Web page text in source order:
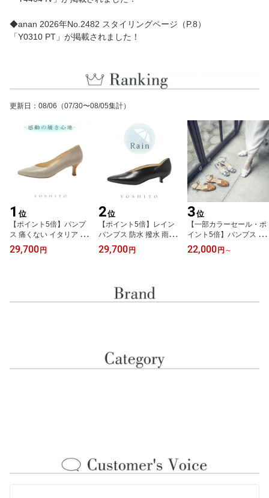
◆anan 2026年No.2482 スタイリングページ（P.8）
「Y0310 PT」が掲載されました！
更新日 ： 08/06 （07/30〜08/05集計）
1 位
【ポイント5倍】パンプ
ス 痛くない イタリア レ
ザー 公式 YOSHITO ヨシ
ト よしと Y1106 感動 イ
29,700 円
2位
【ポイント5倍】レイン
パンプス 防水 撥水 雨靴
公式 YOSHITO ヨシト よ
しと Y9103R 感動 走れ
通勤 ラバーソール OL ブ
ラック ブロンズ ガンメ
29,700 円
3位
【一部カラーセール・ポ
イント5倍】パンプス 痛
くない イタリア レザー
公式 YOSHITO ヨシト よ
22,000 円 ～